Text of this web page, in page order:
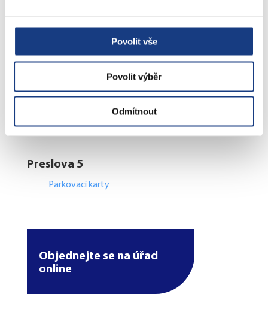
Povolit vše
Povolit výběr
Odmítnout
Poplatky
Přestupky obecné
Volby
Preslova 5
Parkovací karty
Objednejte se na úřad
online